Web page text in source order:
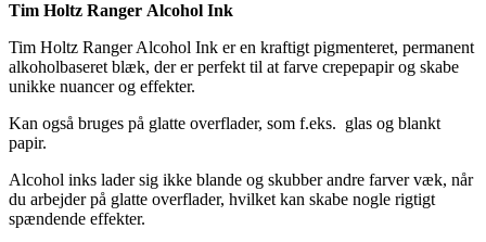
Tim Holtz Ranger Alcohol Ink
Tim Holtz Ranger Alcohol Ink er en kraftigt pigmenteret, permanent
alkoholbaseret blæk, der er perfekt til at farve crepepapir og skabe
unikke nuancer og effekter.
Kan også bruges på glatte overflader, som f.eks. glas og blankt
papir.
Alcohol inks lader sig ikke blande og skubber andre farver væk, når
du arbejder på glatte overflader, hvilket kan skabe nogle rigtigt
spændende effekter.